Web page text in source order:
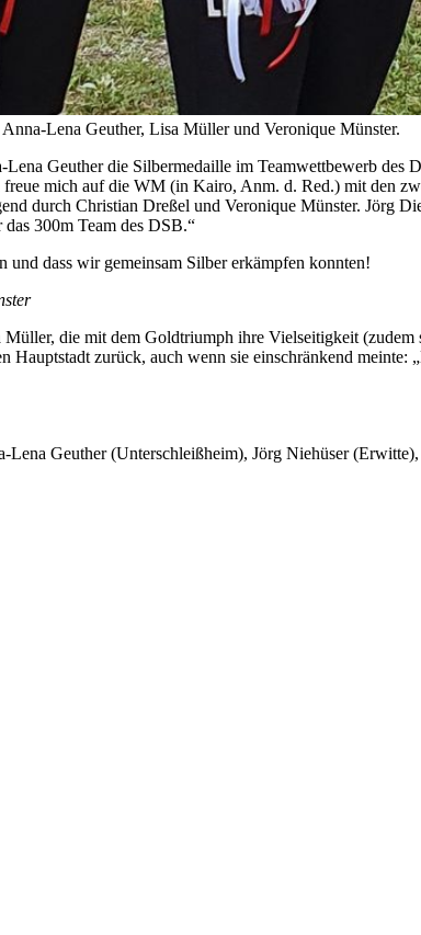
Lena Geuther, Lisa Müller und Veronique Münster.
Geuther die Silbermedaille im Teamwettbewerb des
mich auf die WM (in Kairo, Anm. d. Red.) mit den
durch Christian Dreßel und Veronique Münster. Jörg
300m Team des DSB.“
dass wir gemeinsam Silber erkämpfen konnten!
die mit dem Goldtriumph ihre Vielseitigkeit
Hauptstadt zurück, auch wenn sie einschränkend
Geuther (Unterschleißheim), Jörg Niehüser